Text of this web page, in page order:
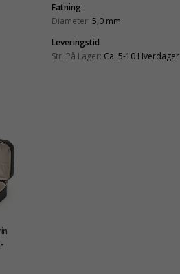
Fatning
Diameter: 5,0 mm
Leveringstid
Str. På Lager: Ca. 5-10 Hverdager